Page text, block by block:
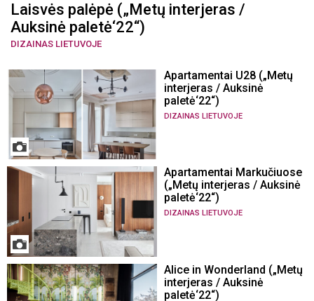
Laisvės palėpė („Metų interjeras /
Auksinė paletė‘22“)
DIZAINAS LIETUVOJE
Apartamentai U28 („Metų
interjeras / Auksinė
paletė‘22“)
DIZAINAS LIETUVOJE
Apartamentai Markučiuose
(„Metų interjeras / Auksinė
paletė‘22“)
DIZAINAS LIETUVOJE
Alice in Wonderland („Metų
interjeras / Auksinė
paletė‘22“)